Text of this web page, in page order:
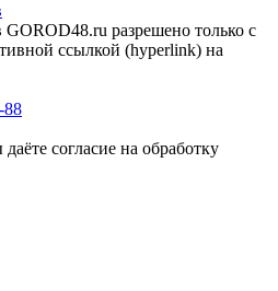
разрешено только с
ссылкой (hyperlink) на
88
согласие на обработку